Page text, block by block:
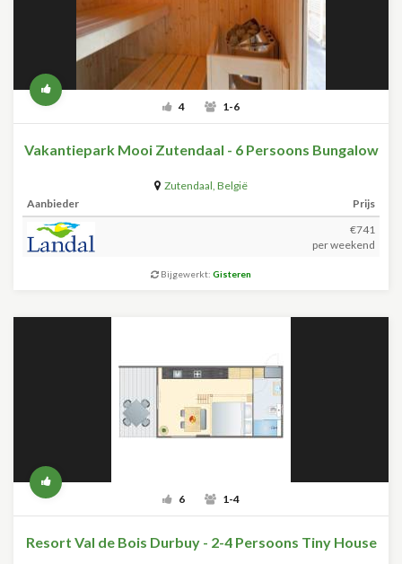
4 1-6
Vakantiepark Mooi Zutendaal - 6 Persoons Bungalow
Zutendaal, België
Aanbieder
Prijs
€741
per weekend
Bijgewerkt: Gisteren
6 1-4
Resort Val de Bois Durbuy - 2-4 Persoons Tiny House